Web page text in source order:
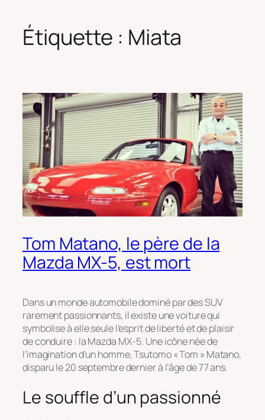
Étiquette : Miata
Tom Matano, le père de la
Mazda MX-5, est mort
Dans un monde automobile dominé par des SUV
rarement passionnants, il existe une voiture qui
symbolise à elle seule l’esprit de liberté et de plaisir
de conduire : la Mazda MX-5. Une icône née de
l’imagination d’un homme, Tsutomo « Tom » Matano,
disparu le 20 septembre dernier à l’âge de 77 ans.
Le souffle d’un passionné